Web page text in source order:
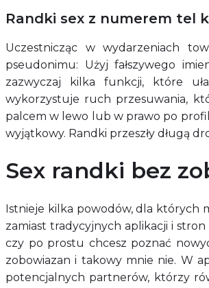
Randki sex z numerem tel
Uczestnicząc w wydarzeniach
pseudonimu: Użyj fałszywego
zazwyczaj kilka funkcji, które
wykorzystuje ruch przesuwania,
palcem w lewo lub w prawo po
wyjątkowy. Randki przeszły długą
Sex randki bez
Istnieje kilka powodów, dla których
zamiast tradycyjnych aplikacji i
czy po prostu chcesz poznać
zobowiazan i takowy mnie nie. W
potencjalnych partnerów, którzy